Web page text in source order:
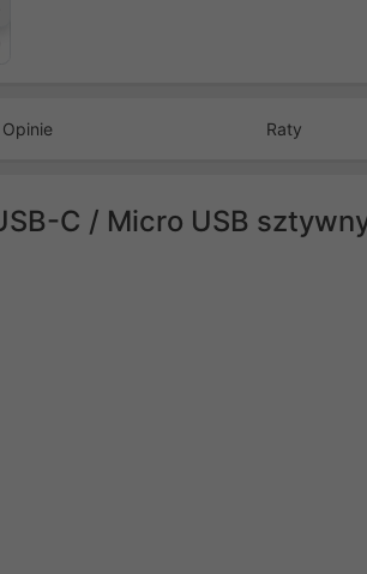
Następny
Opinie Raty
C / Micro USB